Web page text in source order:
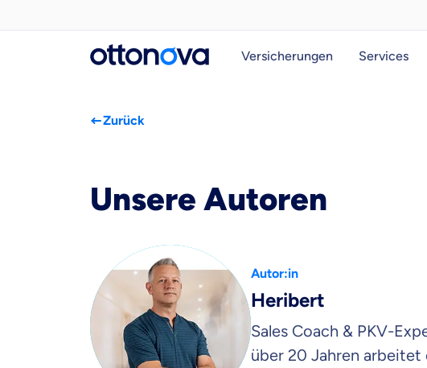
Versicherungen Services
Zurück
Unsere Autoren
Autor:in
Heribert
Sales Coach & PKV-
über 20 Jahren arbeitet